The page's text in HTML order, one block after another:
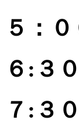
５
６:３
７: